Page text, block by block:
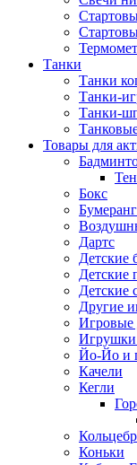
Танки
Танки
Танки-
Танки-
Товары для
Бокс
Дартс
Детские
Детские
Детские
Другие
Игровые
Йо-Йо и
Качели
Кегли
Коньки